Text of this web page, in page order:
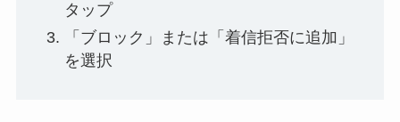
タップ
「ブロック」または「着信拒否に追加」
を選択